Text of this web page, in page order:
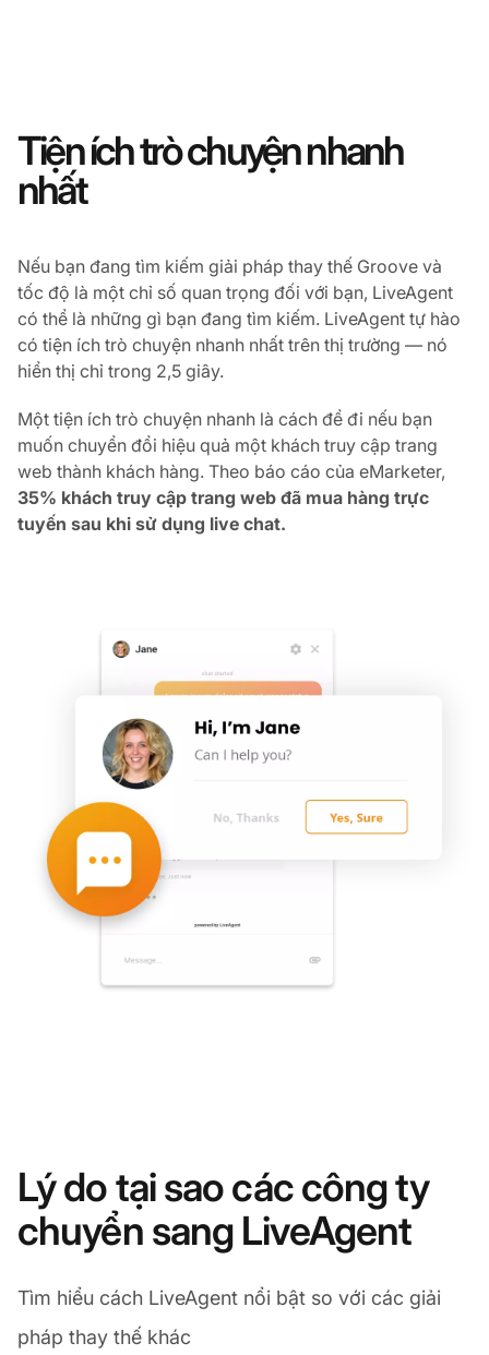
Tiện ích trò chuyện nhanh
nhất
Nếu bạn đang tìm kiếm giải pháp thay thế Groove và
tốc độ là một chỉ số quan trọng đối với bạn, LiveAgent
có thể là những gì bạn đang tìm kiếm. LiveAgent tự hào
có tiện ích trò chuyện nhanh nhất trên thị trường — nó
hiển thị chỉ trong 2,5 giây.
Một tiện ích trò chuyện nhanh là cách để đi nếu bạn
muốn chuyển đổi hiệu quả một khách truy cập trang
web thành khách hàng. Theo báo cáo của eMarketer,
35% khách truy cập trang web đã mua hàng trực
tuyến sau khi sử dụng live chat.
Lý do tại sao các công ty
chuyển sang LiveAgent
Tìm hiểu cách LiveAgent nổi bật so với các giải
pháp thay thế khác